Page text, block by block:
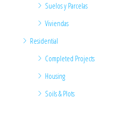
Suelos y Parcelas
Viviendas
Residential
Completed Projects
Housing
Soils & Plots